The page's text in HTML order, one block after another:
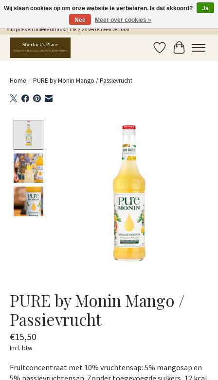
Gratis Verzending in NL vanaf €75,- | Sherlocks Place: dé plek voor MONIN siropen, bar
supplies en unieke drinks. | Elk glas vertelt een verhaal
Verlanglijst
Home / PURE by Monin Mango / Passievrucht
Product image slideshow Items
PURE by Monin Mango /
Passievrucht
€15,50
Incl. btw
Fruitconcentraat met 10% vruchtensap: 5% mangosap en
5% passievruchtensap. Zonder toegevoegde suikers, 12 kcal
Wij slaan cookies op om onze website te verbeteren. Is dat akkoord?
Ja
Nee
Meer over cookies »